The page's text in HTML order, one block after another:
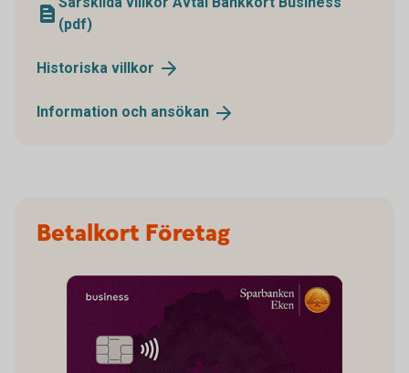
(pdf)
Historiska villkor
Information och ansökan
Betalkort Företag